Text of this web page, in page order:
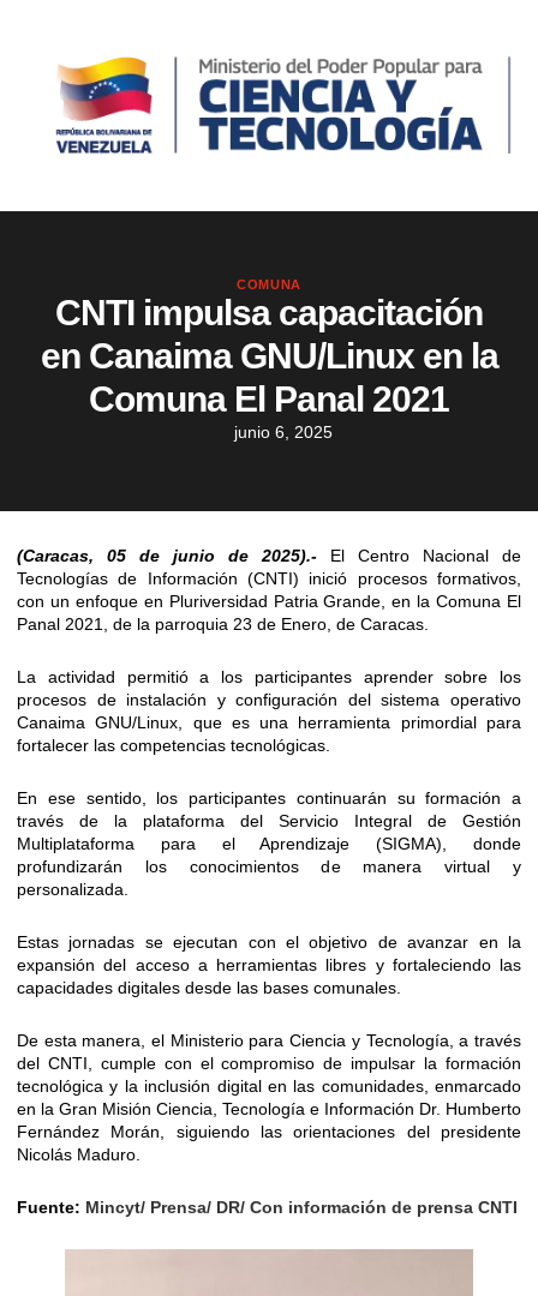
COMUNA
CNTI impulsa capacitación
en Canaima GNU/Linux en la
Comuna El Panal 2021
junio 6, 2025
(Caracas, 05 de junio de 2025).-
El Centro Nacional de
Tecnologías de Información (CNTI) inició procesos formativos,
con un enfoque en Pluriversidad Patria Grande, en la Comuna El
Panal 2021, de la parroquia 23 de Enero, de Caracas.
La actividad permitió a los participantes aprender sobre los
procesos de instalación y configuración del sistema operativo
Canaima GNU/Linux, que es una herramienta primordial para
fortalecer las competencias tecnológicas.
En ese sentido, los participantes continuarán su formación a
través de la plataforma del Servicio Integral de Gestión
Multiplataforma para el Aprendizaje (SIGMA), donde
profundizarán los conocimientos de manera virtual y
personalizada.
Estas jornadas se ejecutan con el objetivo de avanzar en la
expansión del acceso a herramientas libres y fortaleciendo las
capacidades digitales desde las bases comunales.
De esta manera, el Ministerio para Ciencia y Tecnología, a través
del CNTI, cumple con el compromiso de impulsar la formación
tecnológica y la inclusión digital en las comunidades, enmarcado
en la Gran Misión Ciencia, Tecnología e Información Dr. Humberto
Fernández Morán, siguiendo las orientaciones del presidente
Nicolás Maduro.
Fuente: Mincyt/ Prensa/ DR/ Con información de prensa CNTI